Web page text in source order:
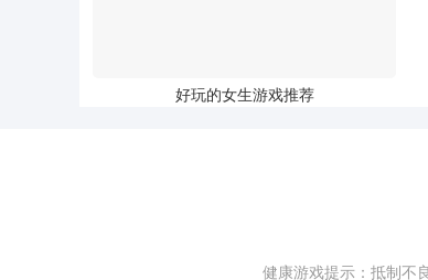
好玩的女生游戏推荐
健康游戏提示：抵制不